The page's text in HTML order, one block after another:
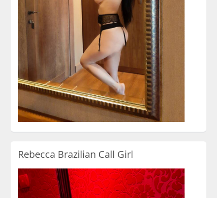
Rebecca Brazilian Call Girl